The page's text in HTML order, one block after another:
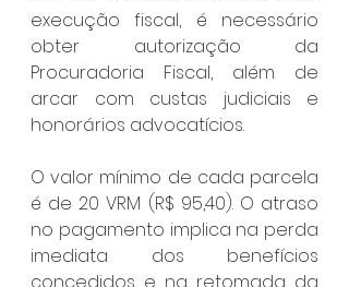
execução fiscal, é necessário
obter autorização da
Procuradoria Fiscal, além de
arcar com custas judiciais e
honorários advocatícios.
O valor mínimo de cada parcela
é de 20 VRM (R$ 95,40). O atraso
no pagamento implica na perda
imediata dos benefícios